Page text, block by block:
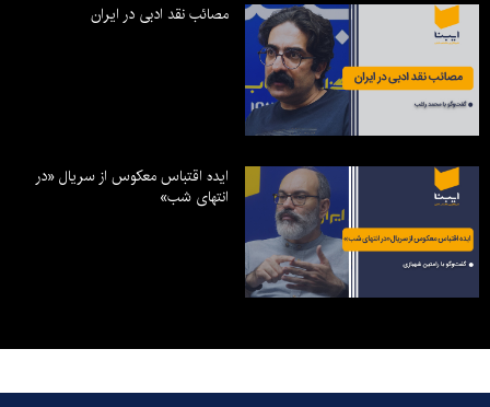
مصائب نقد ادبی در ایران
ایده اقتباس معکوس از سریال «در
انتهای شب»